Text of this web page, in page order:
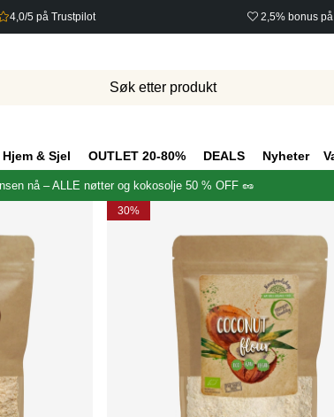
4,0/5 på Trustpilot 2,5% bonus
Hjem & Sjel OUTLET 20-80% DEALS Nyheter
nå – ALLE nøtter og kokosolje 50 % OFF 🥜
30%